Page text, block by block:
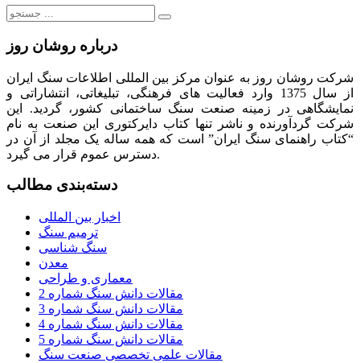
جستجو
درباره روشان روز
شرکت روشان روز به عنوان مرکز بین المللی اطلاعات سنگ ایران
از سال 1375 وارد فعالیت های فرهنگی، تبلیغاتی، انتشاراتی و
نمایشگاهی در زمینه صنعت سنگ ساختمانی کشور، گردید. این
شرکت گردآورنده و ناشر تنها کتاب دایرکتوری این صنعت به نام
“کتاب راهنمای سنگ ایران” است که همه ساله یک مجلد از آن در
دسترس عموم قرار می گیرد.
دسته‌بندی مطالب
اخبار بین المللی
ترمیم سنگ
سنگ شناسی
معدن
معماری و طراحی
مقالات دانش سنگ شماره 2
مقالات دانش سنگ شماره 3
مقالات دانش سنگ شماره 4
مقالات دانش سنگ شماره 5
مقالات علمی تخصصی صنعت سنگ